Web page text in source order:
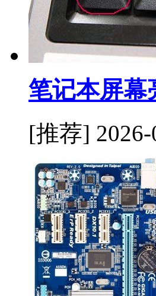
笔记本屏幕
[推荐]